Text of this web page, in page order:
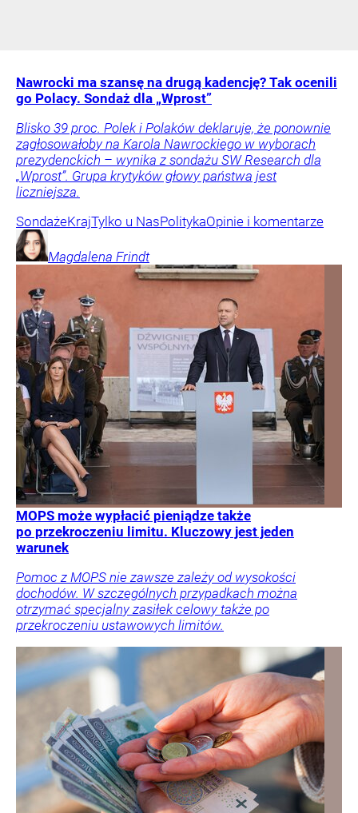
Nawrocki ma szansę na drugą kadencję? Tak ocenili
go Polacy. Sondaż dla „Wprost”
Blisko 39 proc. Polek i Polaków deklaruje, że ponownie
zagłosowałoby na Karola Nawrockiego w wyborach
prezydenckich – wynika z sondażu SW Research dla
„Wprost”. Grupa krytyków głowy państwa jest
liczniejsza.
SondażeKrajTylko u NasPolitykaOpinie i komentarze
Magdalena Frindt
MOPS może wypłacić pieniądze także
po przekroczeniu limitu. Kluczowy jest jeden
warunek
Pomoc z MOPS nie zawsze zależy od wysokości
dochodów. W szczególnych przypadkach można
otrzymać specjalny zasiłek celowy także po
przekroczeniu ustawowych limitów.